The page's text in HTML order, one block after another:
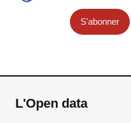
S'abonner
L'Open data